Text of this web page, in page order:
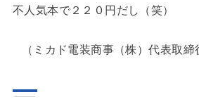
不人気本で２２０円だし（笑）
（ミカド電装商事（株）代表取締